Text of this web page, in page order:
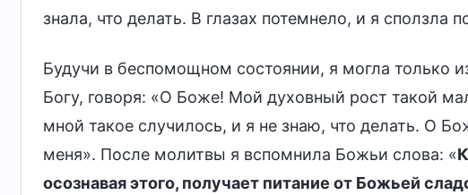
знала, что делать. В глазах потемнело, и я сползла
Будучи в беспомощном состоянии, я могла только
Богу, говоря: «О Боже! Мой духовный рост такой
мной такое случилось, и я не знаю, что делать. О
меня». После молитвы я вспомнила Божьи слова: «
осознавая этого, получает питание от Божьей